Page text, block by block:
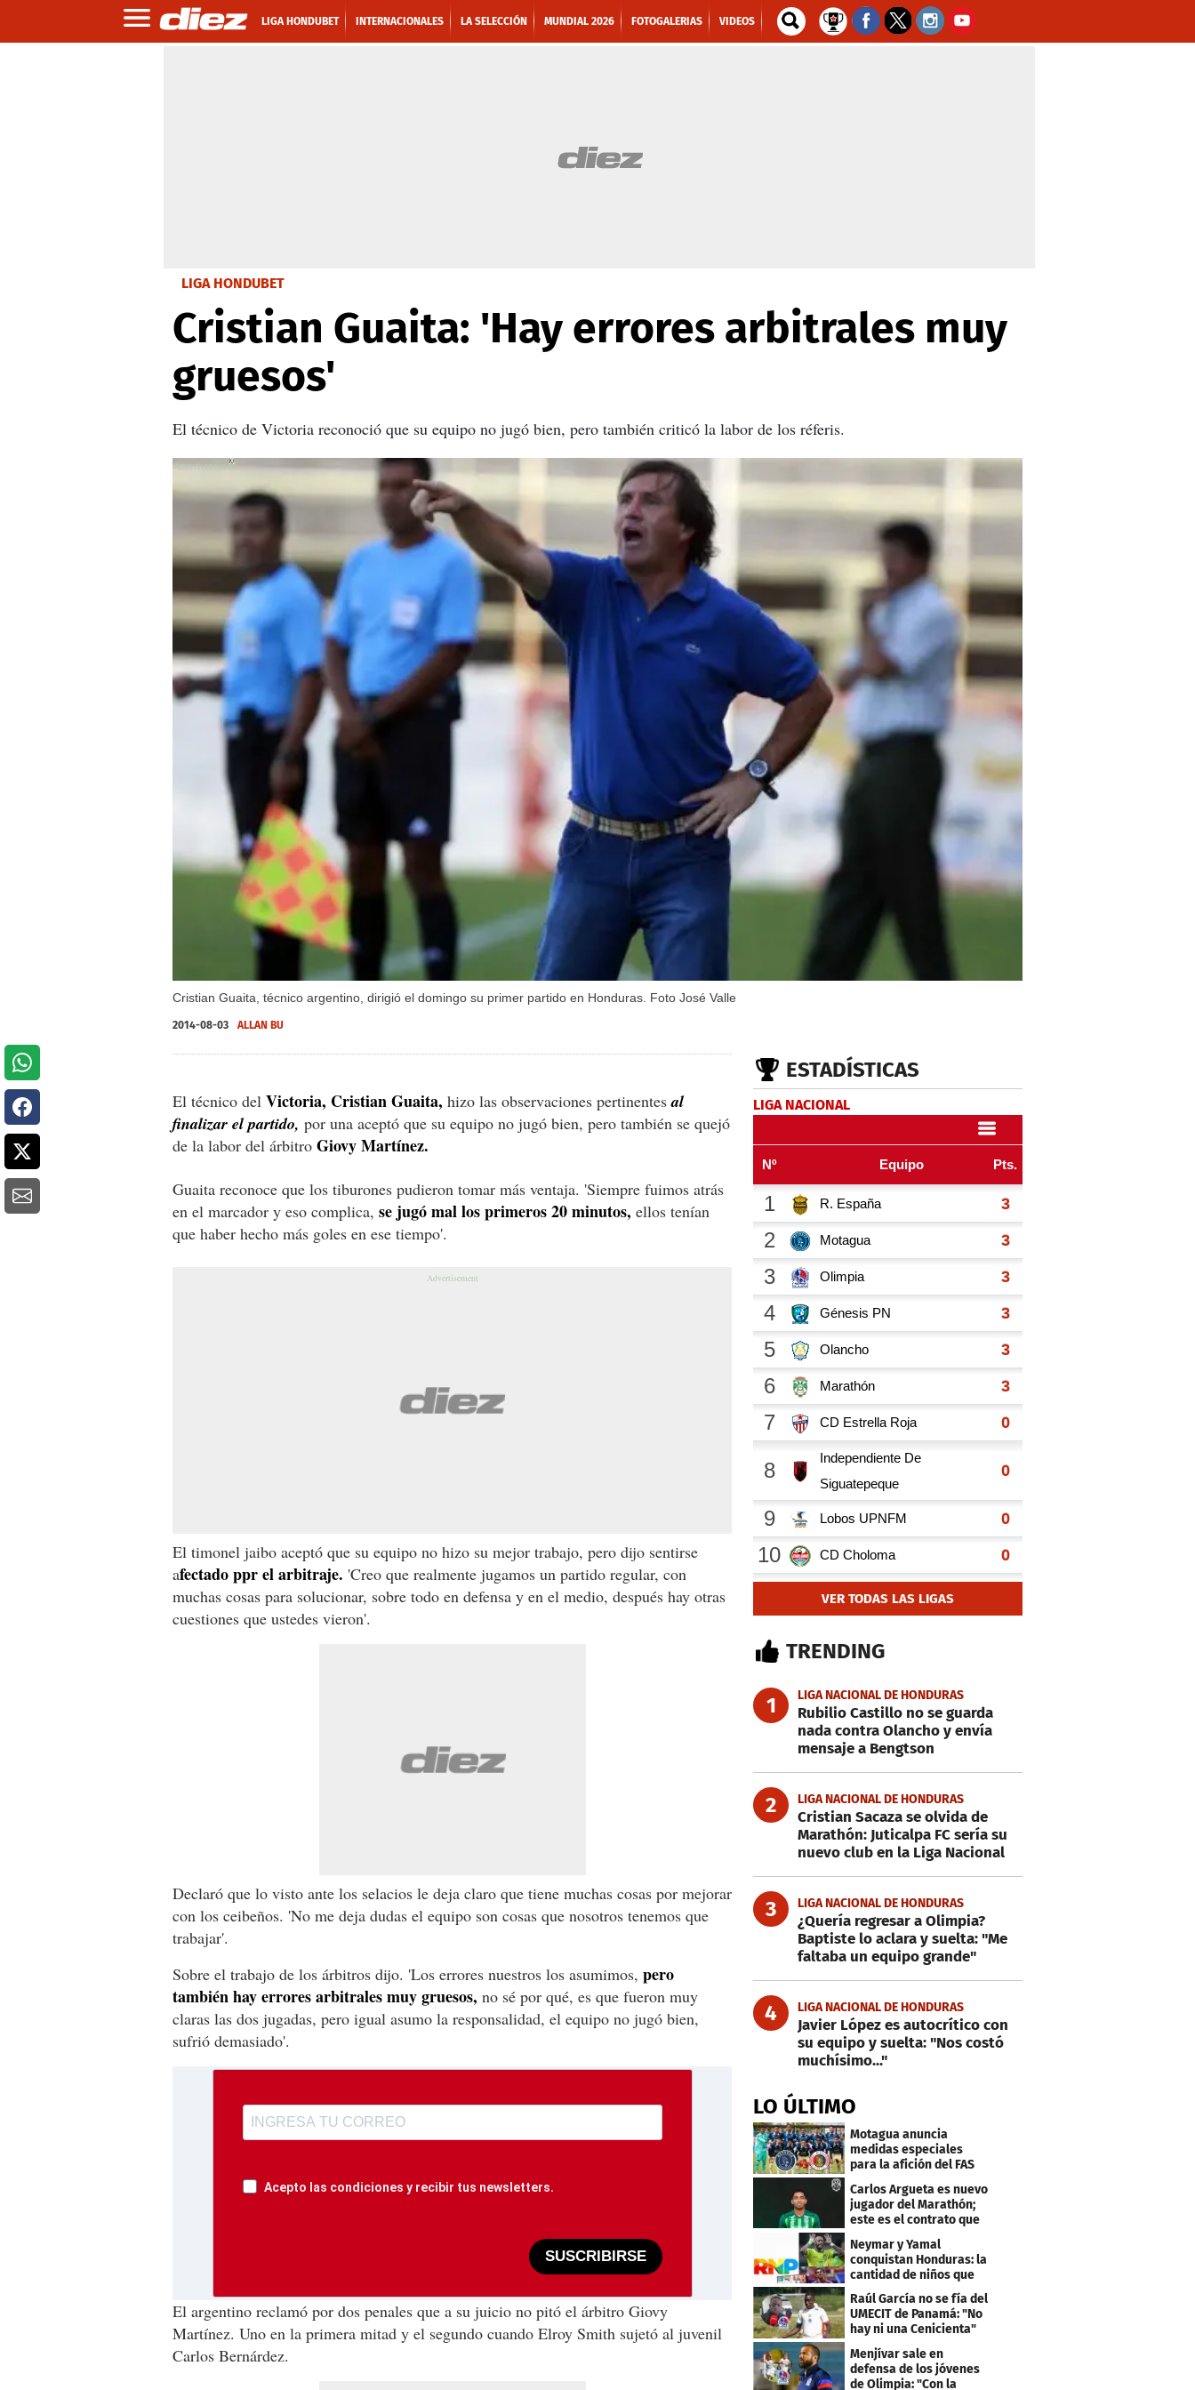
LIGA HONDUBET INTERNACIONALES LA SELECCIÓN MUNDIAL 2026 FOTOGALERIAS VIDEOS
LIGA HONDUBET
Cristian Guaita: 'Hay errores arbitrales muy
gruesos'
El técnico de Victoria reconoció que su equipo no jugó bien, pero también criticó la labor de los réferis.
Cristian Guaita, técnico argentino, dirigió el domingo su primer partido en Honduras. Foto José Valle
X
2014-08-03 ALLAN BU
El técnico del Victoria, Cristian Guaita, hizo las observaciones pertinentesal
finalizar el partido, por una aceptó que su equipo no jugó bien, pero también se quejó
de la labor del árbitro Giovy Martínez.
Guaita reconoce que los tiburones pudieron tomar más ventaja. 'Siempre fuimos atrás
en el marcador y eso complica, se jugó mal los primeros 20 minutos, ellos tenían
que haber hecho más goles en ese tiempo'.
El timonel jaibo aceptó que su equipo no hizo su mejor trabajo, pero dijo sentirse
afectado ppr el arbitraje. 'Creo que realmente jugamos un partido regular, con
muchas cosas para solucionar, sobre todo en defensa y en el medio, después hay otras
cuestiones que ustedes vieron'.
Declaró que lo visto ante los selacios le deja claro que tiene muchas cosas por mejorar
con los ceibeños. 'No me deja dudas el equipo son cosas que nosotros tenemos que
trabajar'.
Sobre el trabajo de los árbitros dijo. 'Los errores nuestros los asumimos, pero
también hay errores arbitrales muy gruesos, no sé por qué, es que fueron muy
claras las dos jugadas, pero igual asumo la responsalidad, el equipo no jugó bien,
sufrió demasiado'.
Acepto las condiciones y recibir tus newsletters.
SUSCRIBIRSE
El argentino reclamó por dos penales que a su juicio no pitó el árbitro Giovy
Martínez. Uno en la primera mitad y el segundo cuando Elroy Smith sujetó al juvenil
Carlos Bernárdez.
ESTADÍSTICAS
LIGA NACIONAL
VER TODAS LAS LIGAS
TRENDING
1 LIGA NACIONAL DE HONDURAS
Rubilio Castillo no se guarda
nada contra Olancho y envía
mensaje a Bengtson
2 LIGA NACIONAL DE HONDURAS
Cristian Sacaza se olvida de
Marathón: Juticalpa FC sería su
nuevo club en la Liga Nacional
3 LIGA NACIONAL DE HONDURAS
¿Quería regresar a Olimpia?
Baptiste lo aclara y suelta: "Me
faltaba un equipo grande"
4 LIGA NACIONAL DE HONDURAS
Javier López es autocrítico con
su equipo y suelta: "Nos costó
muchísimo..."
LO ÚLTIMO
Motagua anuncia
medidas especiales
para la afición del FAS
de El Salvador
Carlos Argueta es nuevo
jugador del Marathón;
este es el contrato que
Neymar y Yamal
conquistan Honduras: la
cantidad de niños que
llevan sus nombres
Raúl García no se fía del
UMECIT de Panamá: "No
hay ni una Cenicienta"
Menjívar sale en
defensa de los jóvenes
de Olimpia: "Con la